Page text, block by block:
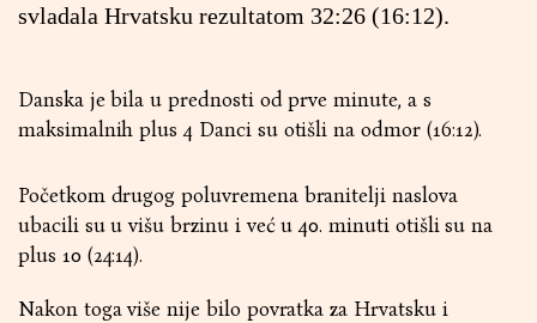
svladala Hrvatsku rezultatom 32:26 (16:12).
Danska je bila u prednosti od prve minute, a s
maksimalnih plus 4 Danci su otišli na odmor (16:12).
Početkom drugog poluvremena branitelji naslova
ubacili su u višu brzinu i već u 40. minuti otišli su na
plus 10 (24:14).
Nakon toga više nije bilo povratka za Hrvatsku i